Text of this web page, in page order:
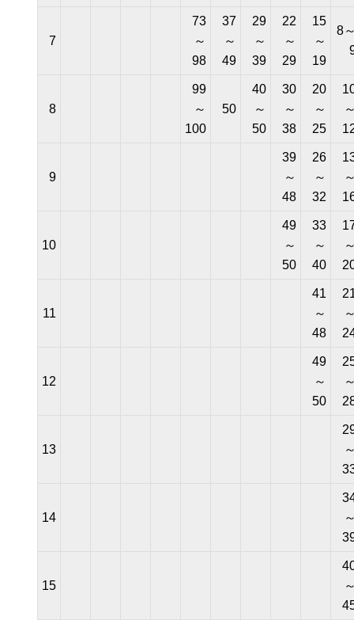
7
73
～
98
37
～
49
29
～
39
22
～
29
15
～
19
8
8
99
～
100
50
40
～
50
30
～
38
20
～
25
9
39
～
48
26
～
32
10
49
～
50
33
～
40
11
41
～
48
12
49
～
50
13
14
15